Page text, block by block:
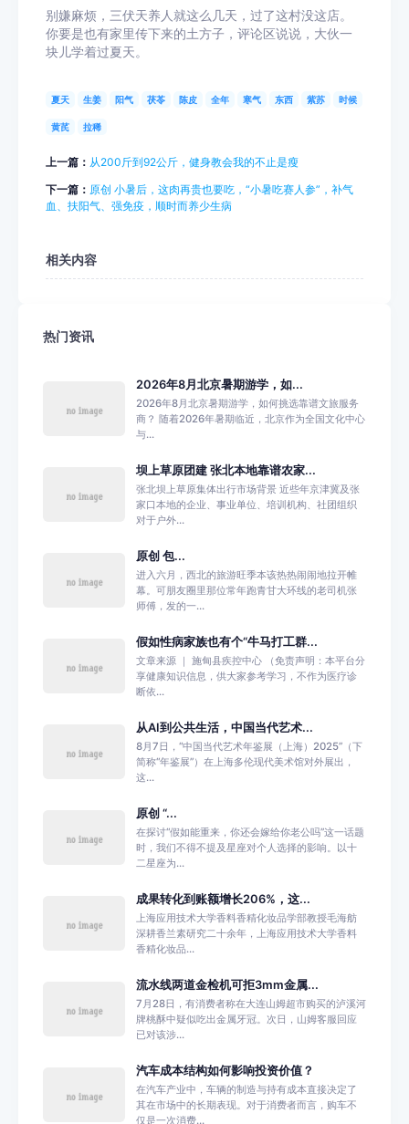
别嫌麻烦，三伏天养人就这么几天，过了这村没这店。
你要是也有家里传下来的土方子，评论区说说，大伙一
块儿学着过夏天。
夏天 生姜 阳气 茯苓 陈皮 全年 寒气 东西 紫苏 时候
黄芪 拉稀
上一篇： 从200斤到92公斤，健身教会我的不止是瘦
下一篇： 原创 小暑后，这肉再贵也要吃，“小暑吃赛人参”，补气
血、扶阳气、强免疫，顺时而养少生病
相关内容
热门资讯
2026年8月北京暑期游学，如...
2026年8月北京暑期游学，如何挑选靠谱文旅服务
商？ 随着2026年暑期临近，北京作为全国文化中心
与...
坝上草原团建 张北本地靠谱农家...
张北坝上草原集体出行市场背景 近些年京津冀及张
家口本地的企业、事业单位、培训机构、社团组织
对于户外...
原创 包...
进入六月，西北的旅游旺季本该热热闹闹地拉开帷
幕。可朋友圈里那位常年跑青甘大环线的老司机张
师傅，发的一...
假如性病家族也有个“牛马打工群...
文章来源 ｜ 施甸县疾控中心 （免责声明：本平台分
享健康知识信息，供大家参考学习，不作为医疗诊
断依...
从AI到公共生活，中国当代艺术...
8月7日，“中国当代艺术年鉴展（上海）2025”（下
简称“年鉴展”）在上海多伦现代美术馆对外展出，
这...
原创 “...
在探讨“假如能重来，你还会嫁给你老公吗”这一话题
时，我们不得不提及星座对个人选择的影响。以十
二星座为...
成果转化到账额增长206%，这...
上海应用技术大学香料香精化妆品学部教授毛海舫
深耕香兰素研究二十余年，上海应用技术大学香料
香精化妆品...
流水线两道金检机可拒3mm金属...
7月28日，有消费者称在大连山姆超市购买的泸溪河
牌桃酥中疑似吃出金属牙冠。次日，山姆客服回应
已对该涉...
汽车成本结构如何影响投资价值？
在汽车产业中，车辆的制造与持有成本直接决定了
其在市场中的长期表现。对于消费者而言，购车不
仅是一次消费...